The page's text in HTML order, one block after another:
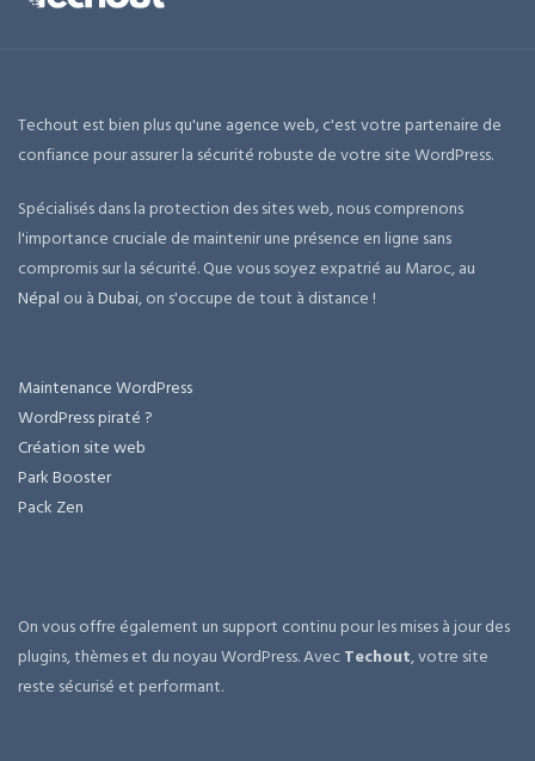
Techout est bien plus qu'une agence web, c'est votre partenaire de
confiance pour assurer la sécurité robuste de votre site WordPress.
Spécialisés dans la protection des sites web, nous comprenons
l'importance cruciale de maintenir une présence en ligne sans
compromis sur la sécurité. Que vous soyez expatrié au Maroc, au
Népal ou àDubai, on s'occupe de tout à distance !
Maintenance WordPress
WordPress piraté ?
Création site web
Park Booster
Pack Zen
On vous offre également un support continu pour les mises à jour des
plugins, thèmes et du noyau WordPress. AvecTechout, votre site
reste sécurisé et performant.